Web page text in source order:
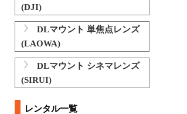
(DJI)
DLマウント 単焦点レンズ
(LAOWA)
DLマウント シネマレンズ
(SIRUI)
レンタル一覧